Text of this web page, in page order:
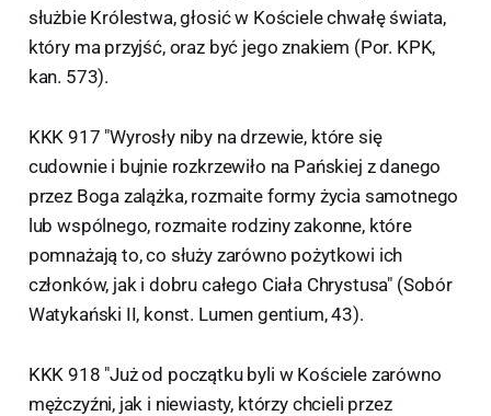
służbie Królestwa, głosić w Kościele chwałę świata,
który ma przyjść, oraz być jego znakiem (Por. KPK,
kan. 573).
KKK 917 "Wyrosły niby na drzewie, które się
cudownie i bujnie rozkrzewiło na Pańskiej z danego
przez Boga zalążka, rozmaite formy życia samotnego
lub wspólnego, rozmaite rodziny zakonne, które
pomnażają to, co służy zarówno pożytkowi ich
członków, jak i dobru całego Ciała Chrystusa" (Sobór
Watykański II, konst. Lumen gentium, 43).
KKK 918 "Już od początku byli w Kościele zarówno
mężczyźni, jak i niewiasty, którzy chcieli przez